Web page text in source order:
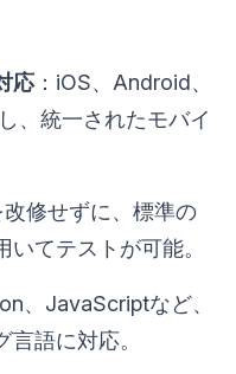
応：iOS、Android、
、統一されたモバイ
改修せずに、標準の
てテストが可能。
、JavaScriptなど、
語に対応。